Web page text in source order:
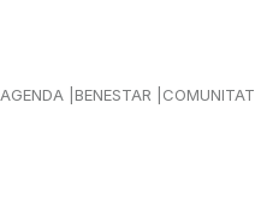
AGENDA BENESTAR COMUNITAT